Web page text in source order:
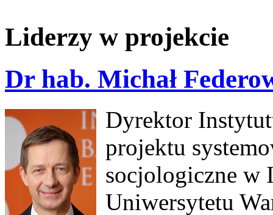
Liderzy w projekcie
Dr hab. Michał
Dyrektor
projektu
socjologiczne w
Uniwersytetu